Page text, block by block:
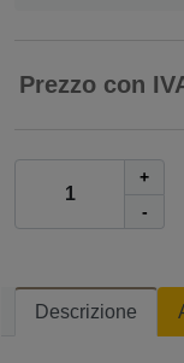
Prezzo con
+
-
Descrizione